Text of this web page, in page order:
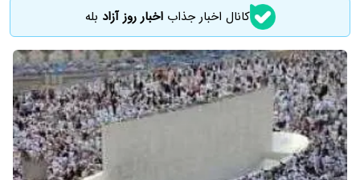
کانال اخبار جذاباخبار روز آزاد بله